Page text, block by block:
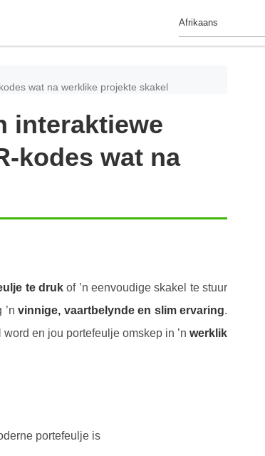
wat na werklike projekte skakel
interaktiewe
kodes wat na
te druk of ’n eenvoudige skakel te stuur
’nvinnige, vaartbelynde en slim ervaring.
word en jou portefeulje omskep in ’nwerklik
portefeulje is